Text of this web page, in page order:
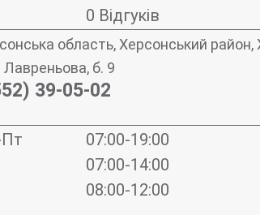
0 Відгуків
область, Херсонський район,
Лавреньова, б. 9
39-05-02
07:00-19:00
07:00-14:00
08:00-12:00